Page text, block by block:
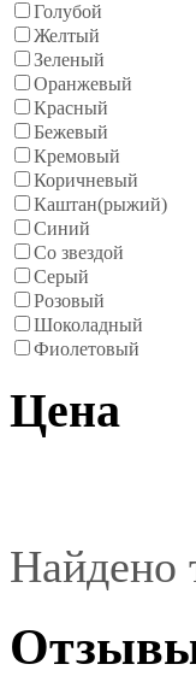
Голубой
Желтый
Зеленый
Оранжевый
Красный
Бежевый
Кремовый
Коричневый
Каштан(рыжий)
Синий
Со звездой
Серый
Розовый
Шоколадный
Фиолетовый
Цена
Найдено